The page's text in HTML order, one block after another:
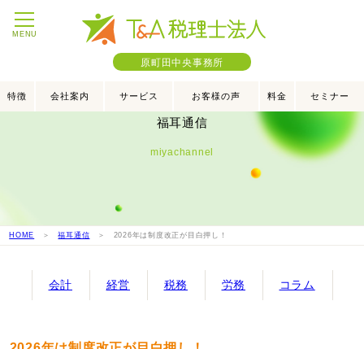
MENU
原町田中央事務所
特徴 会社案内 サービス お客様の声 料金 セミナー
福耳通信
miyachannel
HOME ＞福耳通信 ＞ 2026年は制度改正が目白押し！
会計 経営 税務 労務 コラム